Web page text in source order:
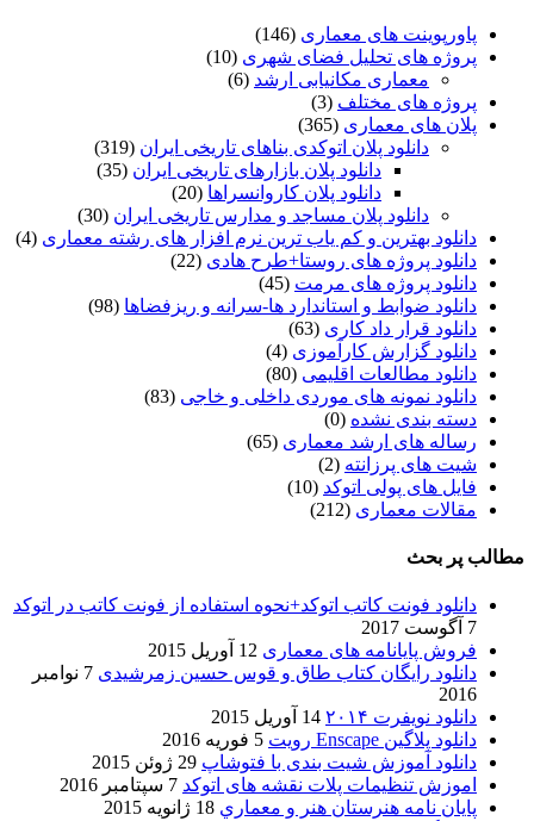
پاورپوینت های معماری (146)
پروژه های تحلیل فضای شهری (10)
معماری مکانیابی ارشد (6)
پروژه های مختلف (3)
پلان های معماری (365)
دانلود پلان اتوکدی بناهای تاریخی ایران (319)
دانلود پلان بازارهای تاریخی ایران (35)
دانلود پلان کاروانسراها (20)
دانلود پلان مساجد و مدارس تاریخی ایران (30)
دانلود بهترین و کم یاب ترین نرم افزار های رشته معماری (4)
دانلود پروژه های روستا+طرح هادی (22)
دانلود پروژه های مرمت (45)
دانلود ضوابط و استاندارد ها-سرانه و ریزفضاها (98)
دانلود قرار داد کاری (63)
دانلود گزارش کارآموزی (4)
دانلود مطالعات اقلیمی (80)
دانلود نمونه های موردی داخلی و خاجی (83)
دسته بندی نشده (0)
رساله های ارشد معماری (65)
شیت های پرزانته (2)
فایل های پولی اتوکد (10)
مقالات معماری (212)
مطالب پر بحث
دانلود فونت کاتب اتوکد+نحوه استفاده از فونت کاتب در اتوکد
7 آگوست 2017
فروش پایانامه های معماری 12 آوریل 2015
دانلود رایگان کتاب طاق و قوس حسین زمرشیدی
7 نوامبر
2016
دانلود نویفرت ۲۰۱۴
14 آوریل 2015
دانلود پلاگین Enscape رویت
5 فوریه 2016
دانلود آموزش شیت بندی با فتوشاپ 29 ژوئن 2015
اموزش تنظیمات پلات نقشه های اتوکد 7 سپتامبر 2016
پایان نامه هنرستان هنر و معماري 18 ژانویه 2015